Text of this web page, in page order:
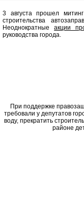
3 августа прошел
строительства
Неоднократныеакции
руководства города.
При поддержке
требовали у депутатов
воду, прекратить
районе